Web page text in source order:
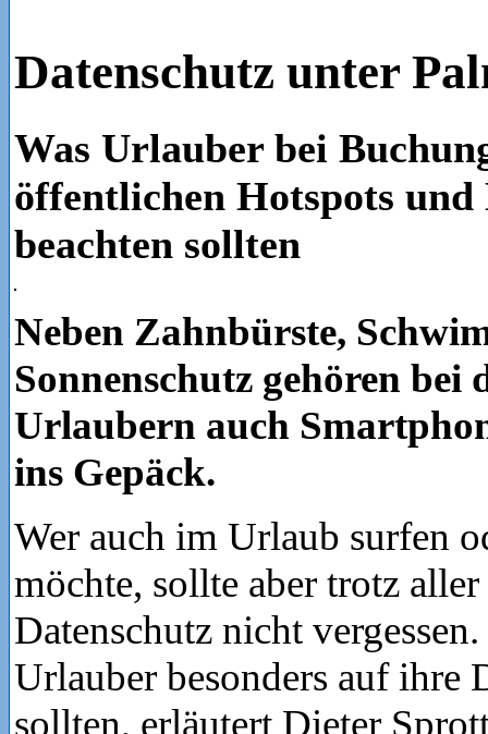
Datenschutz unter
Was Urlauber bei
öffentlichen Hotspots und
beachten sollten
Neben Zahnbürste,
Sonnenschutz gehören bei
Urlaubern auch
ins Gepäck.
Wer auch im Urlaub surfen
möchte, sollte aber trotz
Datenschutz nicht
Urlauber besonders auf ihre
sollten, erläutert Dieter